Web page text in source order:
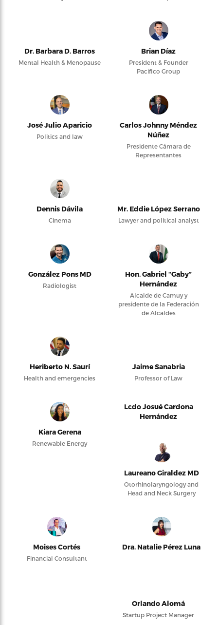
Dr. Barbara D. Barros
Mental Health & Menopause
Brian Díaz
President & Founder
Pacifico Group
José Julio Aparicio
Politics and law
Carlos Johnny Méndez
Núñez
Presidente Cámara de
Representantes
Dennis Dávila
Cinema
Mr. Eddie López Serrano
Lawyer and political analyst
González Pons MD
Radiologist
Hon. Gabriel “Gaby”
Hernández
Alcalde de Camuy y
presidente de la Federación
de Alcaldes
Heriberto N. Saurí
Health and emergencies
Jaime Sanabria
Professor of Law
Kiara Gerena
Renewable Energy
Lcdo Josué Cardona
Hernández
Laureano Giraldez MD
Otorhinolaryngology and
Head and Neck Surgery
Moises Cortés
Financial Consultant
Dra. Natalie Pérez Luna
Orlando Alomá
Startup Project Manager